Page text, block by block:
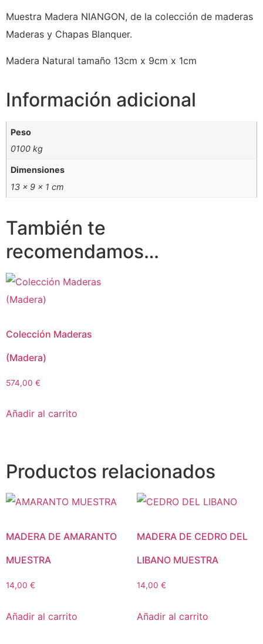
Muestra Madera NIANGON, de la colección de maderas
Maderas y Chapas Blanquer.
Madera Natural tamaño 13cm x 9cm x 1cm
Información adicional
Peso
0100 kg
Dimensiones
13 × 9 × 1 cm
También te
recomendamos…
Colección Maderas
(Madera)
574,00 €
Añadir al carrito
Productos relacionados
MADERA DE AMARANTO
MUESTRA
14,00 €
Añadir al carrito
MADERA DE CEDRO DEL
LIBANO MUESTRA
14,00 €
Añadir al carrito